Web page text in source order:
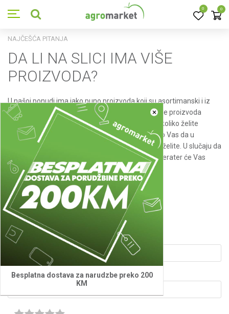
0 0
×
Besplatna dostava za narudzbe preko 200
KM
NAJČEŠĆA PITANJA
DA LI NA SLICI IMA VIŠE
PROIZVODA?
U našoj ponudi ima jako puno proizvoda koji su asortimanski i iz
tog razloga na jednoj slici može biti prikazano više proizvoda
(iskazana cijena odnosi se na jedan proizvod). Ukoliko želite
naručiti određeni proizvod iz asortimana, molimo Vas da u
napomeni tačno naznačite koji proizvod sa slike želite. U slučaju da
proizvod koji ste naveli u napomeni nemamo, operater će Vas
kontaktirati u najkraćem mogućem roku.
Podeli
Ime/Nadimak
Email adresa